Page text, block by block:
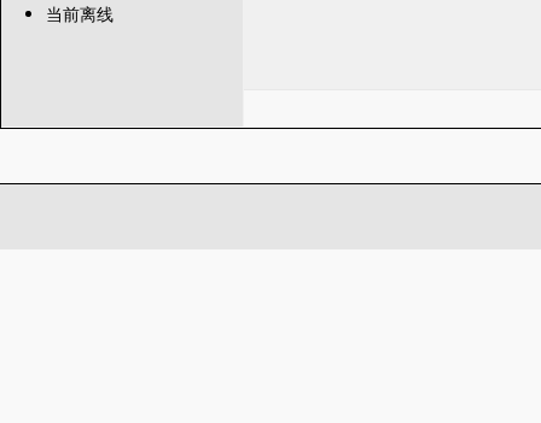
当前离线